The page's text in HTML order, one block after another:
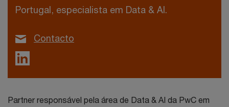
Portugal, especialista em Data & AI.
Contacto
Partner responsável pela área de Data & AI da PwC em